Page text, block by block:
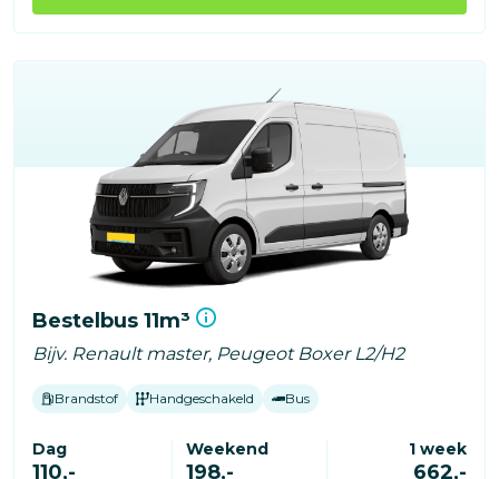
Bestelbus 11m³
Bijv. Renault master, Peugeot Boxer L2/H2
Brandstof Handgeschakeld Bus
Dag
110,-
Weekend
198,-
1 week
662,-